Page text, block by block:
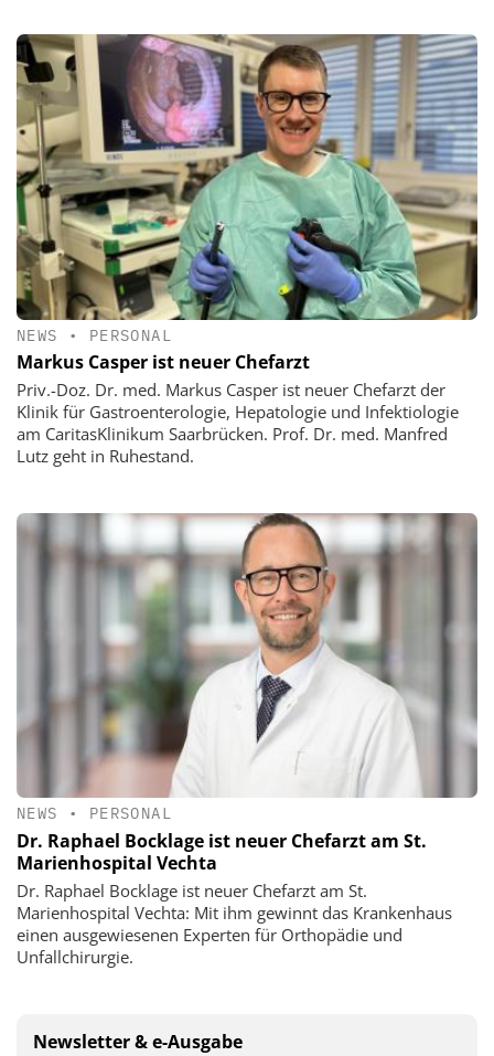
NEWS • PERSONAL
Markus Casper ist neuer Chefarzt
Priv.-Doz. Dr. med. Markus Casper ist neuer Chefarzt der
Klinik für Gastroenterologie, Hepatologie und Infektiologie
am CaritasKlinikum Saarbrücken. Prof. Dr. med. Manfred
Lutz geht in Ruhestand.
NEWS • PERSONAL
Dr. Raphael Bocklage ist neuer Chefarzt am St.
Marienhospital Vechta
Dr. Raphael Bocklage ist neuer Chefarzt am St.
Marienhospital Vechta: Mit ihm gewinnt das Krankenhaus
einen ausgewiesenen Experten für Orthopädie und
Unfallchirurgie.
Newsletter & e-Ausgabe